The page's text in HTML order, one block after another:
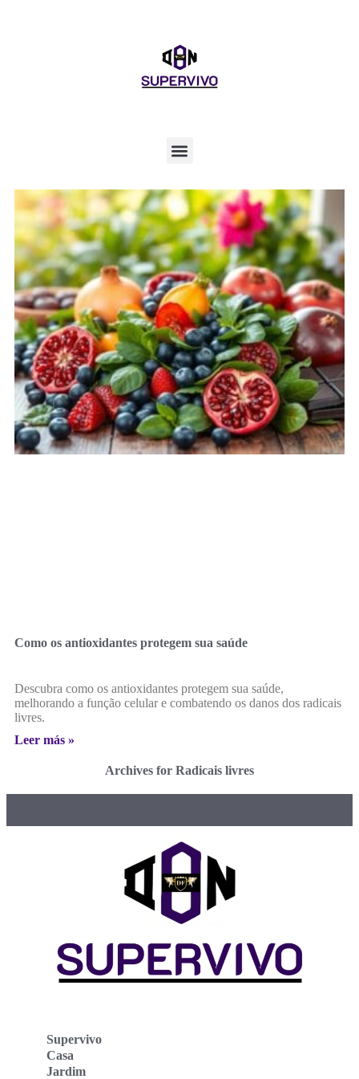
Como os antioxidantes protegem sua saúde
Descubra como os antioxidantes protegem sua saúde,
melhorando a função celular e combatendo os danos dos radicais
livres.
Leer más »
Archives for Radicais livres
Supervivo
Casa
Jardim